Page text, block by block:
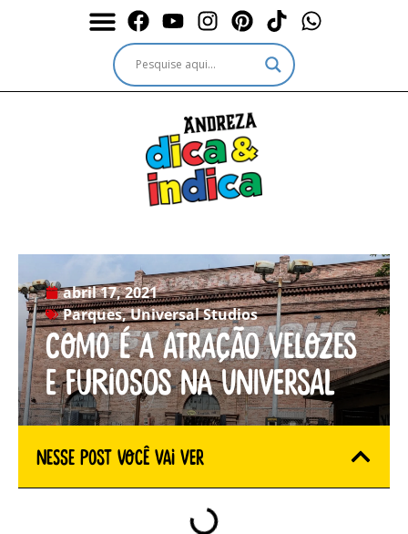
abril 17, 2021
Parques,Universal Studios
Como é a atração Velozes
e Furiosos na Universal
Nesse Post você vai ver